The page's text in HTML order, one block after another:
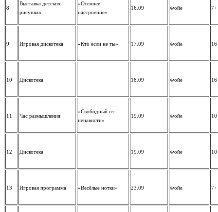
8
Выставка детских
рисунков
«Осеннее
настроение»
16.09 Фойе 7+
9 Игровая дискотека «Кто если не ты» 17.09 Фойе
10 Дискотека 18.09 Фойе
11 Час размышления
«Свободный от
ненависти»
19.09 Фойе
12 Дискотека 19.09 Фойе
13 Игровая программа «Весёлые нотки» 23.09 Фойе 7+